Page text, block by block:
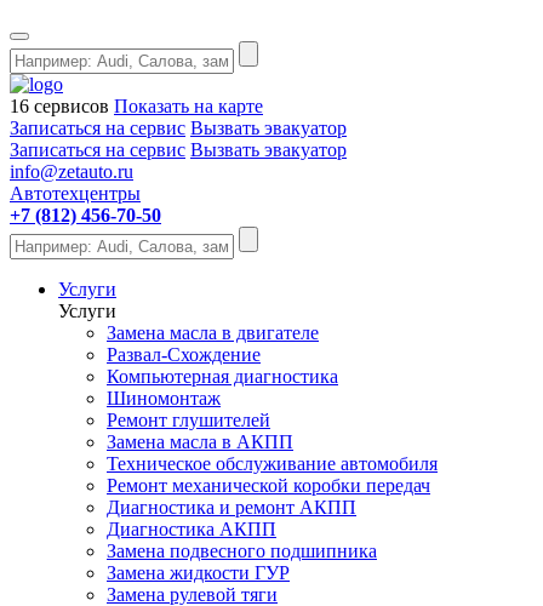
16 сервисов Показать на карте
Записаться на сервис Вызвать эвакуатор
Записаться на сервис Вызвать эвакуатор
info@zetauto.ru
Автотехцентры
+7 (812) 456-70-50
Услуги
Услуги
Замена масла в двигателе
Развал-Схождение
Компьютерная диагностика
Шиномонтаж
Ремонт глушителей
Замена масла в АКПП
Техническое обслуживание автомобиля
Ремонт механической коробки передач
Диагностика и ремонт АКПП
Диагностика АКПП
Замена подвесного подшипника
Замена жидкости ГУР
Замена рулевой тяги